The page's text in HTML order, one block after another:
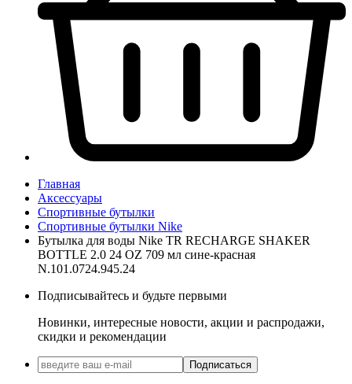
Главная
Аксессуары
Спортивные бутылки
Спортивные бутылки Nike
Бутылка для воды Nike TR RECHARGE SHAKER
BOTTLE 2.0 24 OZ 709 мл сине-красная
N.101.0724.945.24
Подписывайтесь и будьте первыми
Новинки, интересные новости, акции и распродажи,
скидки и рекомендации
Подписаться